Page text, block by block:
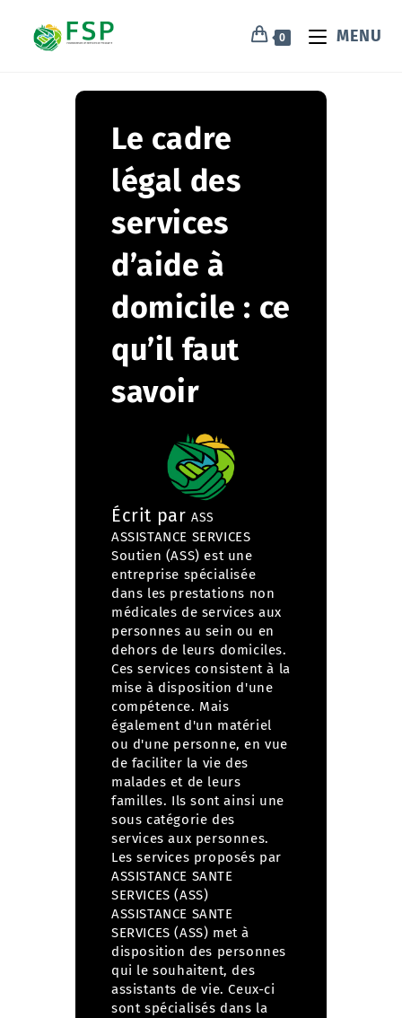
0 MENU
Le cadre
légal des
services
d’aide à
domicile : ce
qu’il faut
savoir
Écrit par ASS
ASSISTANCE SERVICES
Soutien (ASS) est une
entreprise spécialisée
dans les prestations non
médicales de services aux
personnes au sein ou en
dehors de leurs domiciles.
Ces services consistent à la
mise à disposition d'une
compétence. Mais
également d'un matériel
ou d'une personne, en vue
de faciliter la vie des
malades et de leurs
familles. Ils sont ainsi une
sous catégorie des
services aux personnes.
Les services proposés par
ASSISTANCE SANTE
SERVICES (ASS)
ASSISTANCE SANTE
SERVICES (ASS) met à
disposition des personnes
qui le souhaitent, des
assistants de vie. Ceux-ci
sont spécialisés dans la